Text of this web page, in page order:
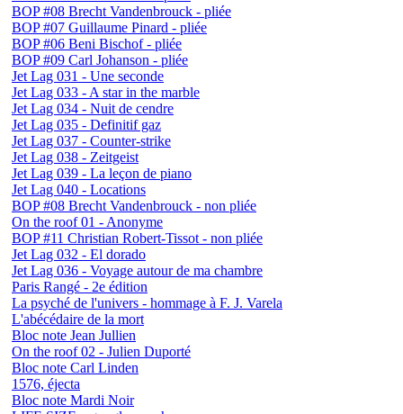
BOP #08 Brecht Vandenbrouck - pliée
BOP #07 Guillaume Pinard - pliée
BOP #06 Beni Bischof - pliée
BOP #09 Carl Johanson - pliée
Jet Lag 031 - Une seconde
Jet Lag 033 - A star in the marble
Jet Lag 034 - Nuit de cendre
Jet Lag 035 - Definitif gaz
Jet Lag 037 - Counter-strike
Jet Lag 038 - Zeitgeist
Jet Lag 039 - La leçon de piano
Jet Lag 040 - Locations
BOP #08 Brecht Vandenbrouck - non pliée
On the roof 01 - Anonyme
BOP #11 Christian Robert-Tissot - non pliée
Jet Lag 032 - El dorado
Jet Lag 036 - Voyage autour de ma chambre
Paris Rangé - 2e édition
La psyché de l'univers - hommage à F. J. Varela
L'abécédaire de la mort
Bloc note Jean Jullien
On the roof 02 - Julien Duporté
Bloc note Carl Linden
1576, éjecta
Bloc note Mardi Noir